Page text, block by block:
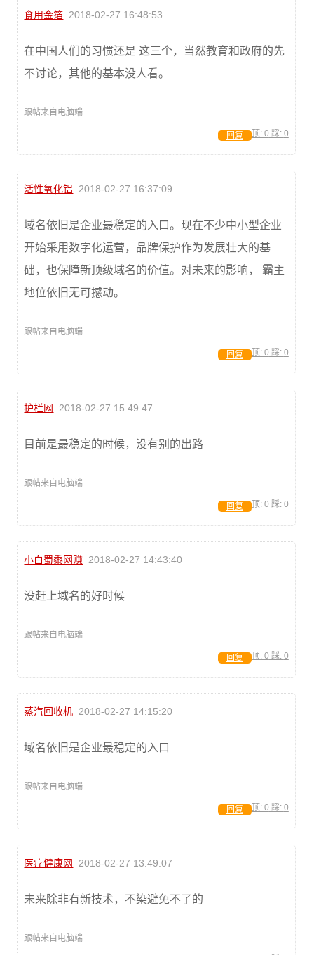
食用金箔 2018-02-27 16:48:53
在中国人们的习惯还是 这三个，当然教育和政府的先
不讨论，其他的基本没人看。
跟帖来自电脑端
顶: 0 踩: 0
回复
活性氧化铝 2018-02-27 16:37:09
域名依旧是企业最稳定的入口。现在不少中小型企业
开始采用数字化运营，品牌保护作为发展壮大的基
础，也保障新顶级域名的价值。对未来的影响， 霸主
地位依旧无可撼动。
跟帖来自电脑端
顶: 0 踩: 0
回复
护栏网 2018-02-27 15:49:47
目前是最稳定的时候，没有别的出路
跟帖来自电脑端
顶: 0 踩: 0
回复
小白蜀黍网赚 2018-02-27 14:43:40
没赶上域名的好时候
跟帖来自电脑端
顶: 0 踩: 0
回复
蒸汽回收机 2018-02-27 14:15:20
域名依旧是企业最稳定的入口
跟帖来自电脑端
顶: 0 踩: 0
回复
医疗健康网 2018-02-27 13:49:07
未来除非有新技术，不染避免不了的
跟帖来自电脑端